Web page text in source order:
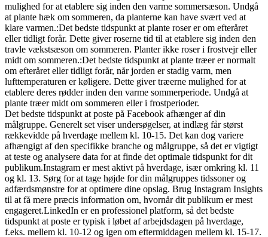
mulighed for at etablere sig inden den varme sommersæson. Undgå
at plante hæk om sommeren, da planterne kan have svært ved at
klare varmen.:Det bedste tidspunkt at plante roser er om efteråret
eller tidligt forår. Dette giver roserne tid til at etablere sig inden den
travle vækstsæson om sommeren. Planter ikke roser i frostvejr eller
midt om sommeren.:Det bedste tidspunkt at plante træer er normalt
om efteråret eller tidligt forår, når jorden er stadig varm, men
lufttemperaturen er køligere. Dette giver træerne mulighed for at
etablere deres rødder inden den varme sommerperiode. Undgå at
plante træer midt om sommeren eller i frostperioder.
Det bedste tidspunkt at poste på Facebook afhænger af din
målgruppe. Generelt set viser undersøgelser, at indlæg får størst
rækkevidde på hverdage mellem kl. 10-15. Det kan dog variere
afhængigt af den specifikke branche og målgruppe, så det er vigtigt
at teste og analysere data for at finde det optimale tidspunkt for dit
publikum.Instagram er mest aktivt på hverdage, især omkring kl. 11
og kl. 13. Sørg for at tage højde for din målgruppes tidssoner og
adfærdsmønstre for at optimere dine opslag. Brug Instagram Insights
til at få mere præcis information om, hvornår dit publikum er mest
engageret.LinkedIn er en professionel platform, så det bedste
tidspunkt at poste er typisk i løbet af arbejdsdagen på hverdage,
f.eks. mellem kl. 10-12 og igen om eftermiddagen mellem kl. 15-17.